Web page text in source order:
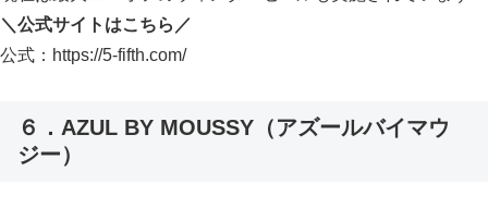
＼公式サイトはこちら／
公式：https://5-fifth.com/
６．AZUL BY MOUSSY（アズールバイマウ
ジー）